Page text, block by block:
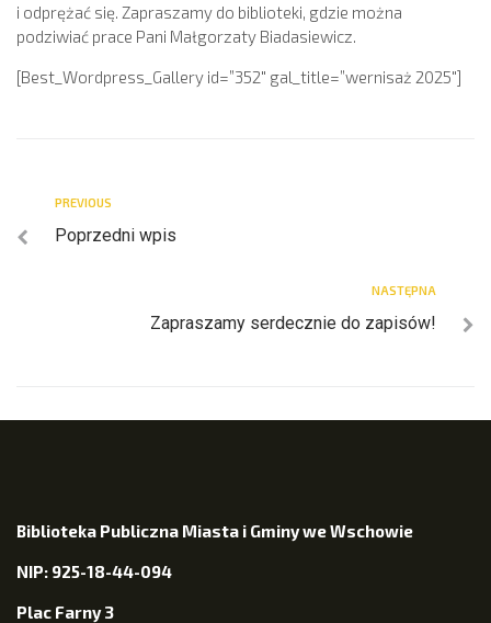
i odprężać się. Zapraszamy do biblioteki, gdzie można
podziwiać prace Pani Małgorzaty Biadasiewicz.
[Best_Wordpress_Gallery id=”352″ gal_title=”wernisaż 2025″]
PREVIOUS
Poprzedni wpis
NASTĘPNA
Zapraszamy serdecznie do zapisów!
Biblioteka Publiczna Miasta i Gminy we Wschowie
NIP: 925-18-44-094
Plac Farny 3